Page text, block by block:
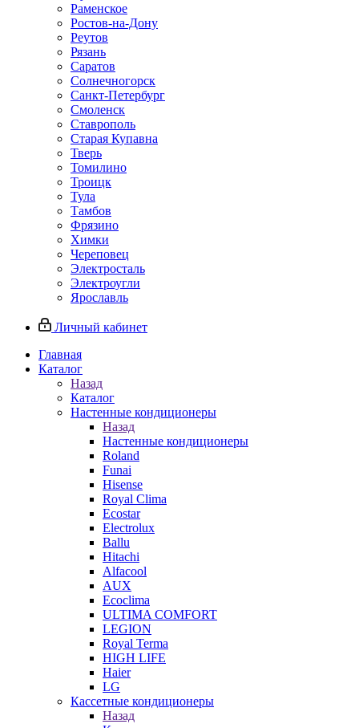
Раменское
Ростов-на-Дону
Реутов
Рязань
Саратов
Солнечногорск
Санкт-Петербург
Смоленск
Ставрополь
Старая Купавна
Тверь
Томилино
Троицк
Тула
Тамбов
Фрязино
Химки
Череповец
Электросталь
Электроугли
Ярославль
Личный кабинет
Главная
Каталог
Назад
Каталог
Настенные кондиционеры
Назад
Настенные кондиционеры
Roland
Funai
Hisense
Royal Clima
Ecostar
Electrolux
Ballu
Hitachi
Alfacool
AUX
Ecoclima
ULTIMA COMFORT
LEGION
Royal Terma
HIGH LIFE
Haier
LG
Кассетные кондиционеры
Назад